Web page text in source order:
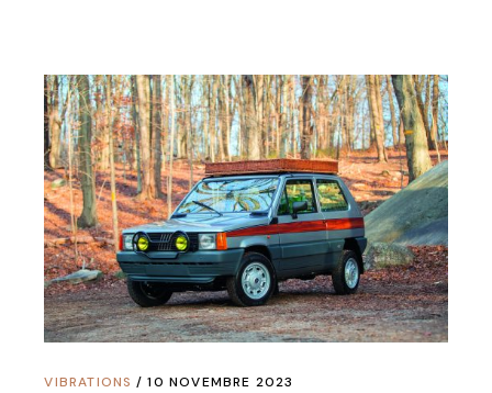
VIBRATIONS 10 NOVEMBRE 2023